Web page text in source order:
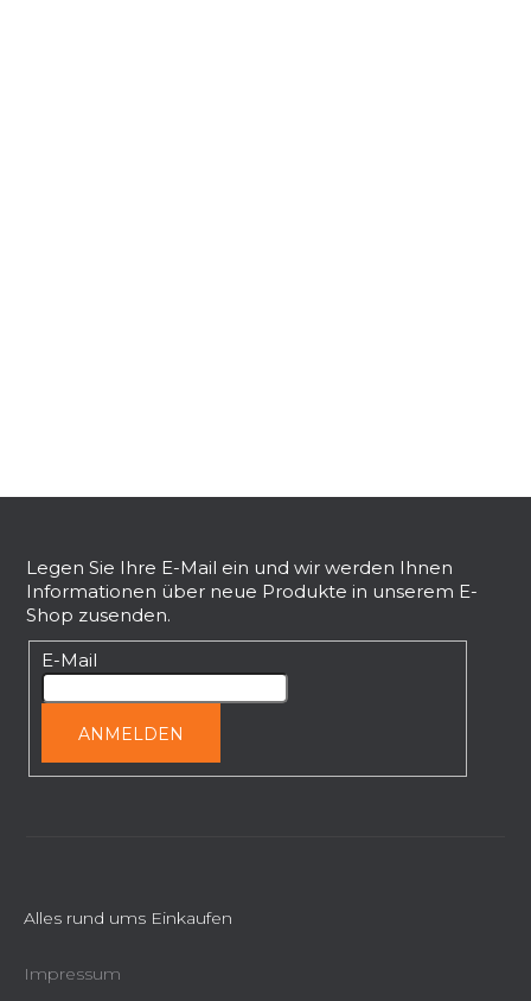
Legen Sie Ihre E-Mail ein und wir werden Ihnen
Informationen über neue Produkte in unserem E-
Shop zusenden.
E-Mail
ANMELDEN
Alles rund ums Einkaufen
Impressum